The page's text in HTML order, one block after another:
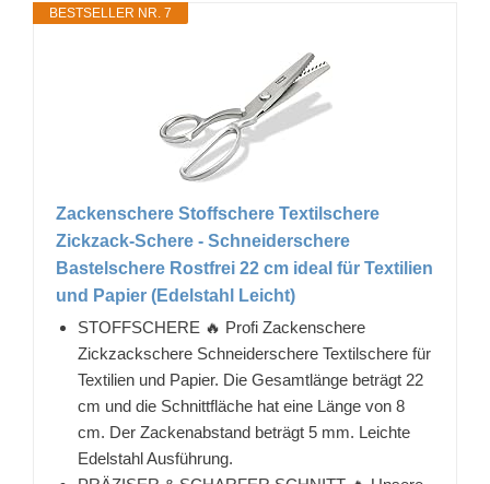
BESTSELLER NR. 7
Zackenschere Stoffschere Textilschere
Zickzack-Schere - Schneiderschere
Bastelschere Rostfrei 22 cm ideal für Textilien
und Papier (Edelstahl Leicht)
STOFFSCHERE 🔥 Profi Zackenschere
Zickzackschere Schneiderschere Textilschere für
Textilien und Papier. Die Gesamtlänge beträgt 22
cm und die Schnittfläche hat eine Länge von 8
cm. Der Zackenabstand beträgt 5 mm. Leichte
Edelstahl Ausführung.